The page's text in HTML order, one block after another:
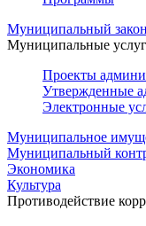
Муниципальный закон
Муниципальные
Проекты
Утвержденные
Электронные
Муниципальное
Муниципальный
Экономика
Культура
Противодействие